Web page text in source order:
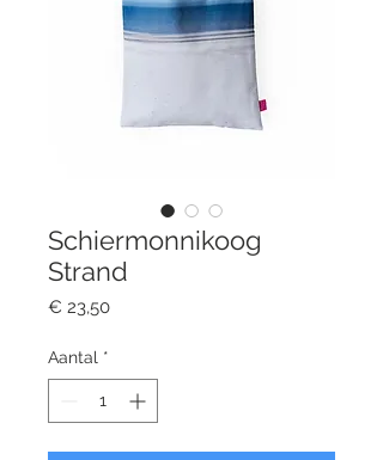
Schiermonnikoog
Strand
€ 23,50Prijs
Aantal *